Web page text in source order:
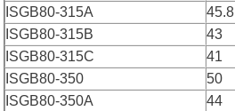
ISGB80-315A
45.8
ISGB80-315B
43
ISGB80-315C
41
ISGB80-350
50
ISGB80-350A
44